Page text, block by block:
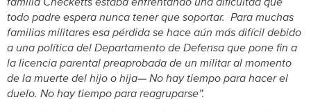
todo padre espera nunca tener que soportar. Para muchas
familias militares esa pérdida se hace aún más difícil debido
a una política del Departamento de Defensa que pone fin a
la licencia parental preaprobada de un militar al momento
de la muerte del hijo o hija— No hay tiempo para hacer el
duelo. No hay tiempo para reagruparse”.